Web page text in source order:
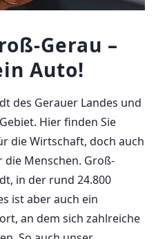
Gerau –
Auto!
des Gerauer Landes und
Hier finden Sie
die Wirtschaft, doch auch
Menschen. Groß-
in der rund 24.800
ist aber auch ein
an dem sich zahlreiche